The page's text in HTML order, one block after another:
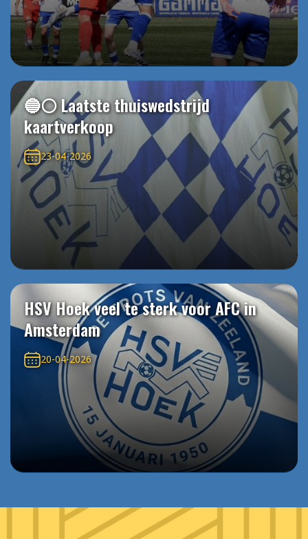
🔵⚪️ Laatste thuiswedstrijd
kaartverkoop
23-04-2026
HSV Hoek veel te sterk voor AFC in
Amsterdam
20-04-2026